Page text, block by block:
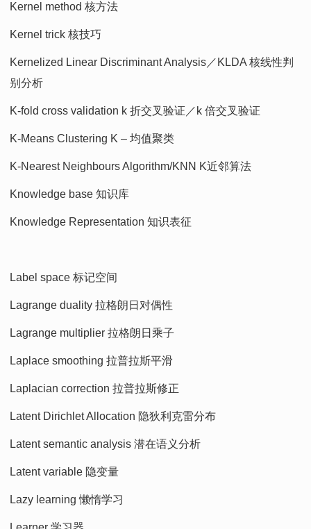
Kernel method 核方法
Kernel trick 核技巧
Kernelized Linear Discriminant Analysis／KLDA 核线性判
别分析
K-fold cross validation k 折交叉验证／k 倍交叉验证
K-Means Clustering K – 均值聚类
K-Nearest Neighbours Algorithm/KNN K近邻算法
Knowledge base 知识库
Knowledge Representation 知识表征
Label space 标记空间
Lagrange duality 拉格朗日对偶性
Lagrange multiplier 拉格朗日乘子
Laplace smoothing 拉普拉斯平滑
Laplacian correction 拉普拉斯修正
Latent Dirichlet Allocation 隐狄利克雷分布
Latent semantic analysis 潜在语义分析
Latent variable 隐变量
Lazy learning 懒惰学习